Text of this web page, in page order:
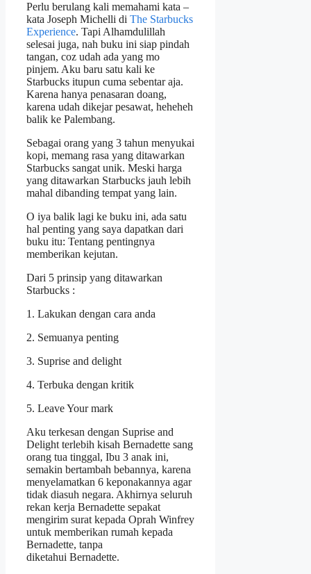
Perlu berulang kali memahami kata –
kata Joseph Michelli di The Starbucks
Experience. Tapi Alhamdulillah
selesai juga, nah buku ini siap pindah
tangan, coz udah ada yang mo
pinjem. Aku baru satu kali ke
Starbucks itupun cuma sebentar aja.
Karena hanya penasaran doang,
karena udah dikejar pesawat, heheheh
balik ke Palembang.
Sebagai orang yang 3 tahun menyukai
kopi, memang rasa yang ditawarkan
Starbucks sangat unik. Meski harga
yang ditawarkan Starbucks jauh lebih
mahal dibanding tempat yang lain.
O iya balik lagi ke buku ini, ada satu
hal penting yang saya dapatkan dari
buku itu: Tentang pentingnya
memberikan kejutan.
Dari 5 prinsip yang ditawarkan
Starbucks :
1. Lakukan dengan cara anda
2. Semuanya penting
3. Suprise and delight
4. Terbuka dengan kritik
5. Leave Your mark
Aku terkesan dengan Suprise and
Delight terlebih kisah Bernadette sang
orang tua tinggal, Ibu 3 anak ini,
semakin bertambah bebannya, karena
menyelamatkan 6 keponakannya agar
tidak diasuh negara. Akhirnya seluruh
rekan kerja Bernadette sepakat
mengirim surat kepada Oprah Winfrey
untuk memberikan rumah kepada
Bernadette, tanpa
diketahui Bernadette.